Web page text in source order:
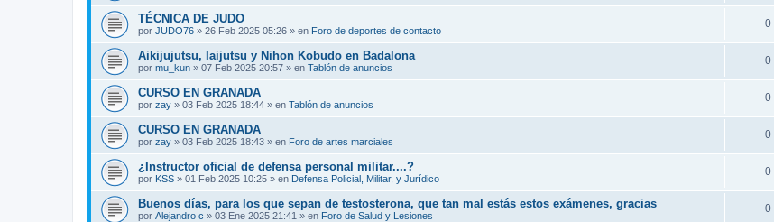
TÉCNICA DE JUDO
por JUDO76 » 26 Feb 2025 05:26 » en Foro de deportes de contacto
0
Aikijujutsu, Iaijutsu y Nihon Kobudo en Badalona
por mu_kun » 07 Feb 2025 20:57 » en Tablón de anuncios
0
CURSO EN GRANADA
por zay » 03 Feb 2025 18:44 » en Tablón de anuncios
0
CURSO EN GRANADA
por zay » 03 Feb 2025 18:43 » en Foro de artes marciales
0
¿Instructor oficial de defensa personal militar....?
por KSS » 01 Feb 2025 10:25 » en Defensa Policial, Militar, y Jurídico
0
Buenos días, para los que sepan de testosterona, que tan mal estás estos exámenes, gracias
por Alejandro c » 03 Ene 2025 21:41 » en Foro de Salud y Lesiones
0